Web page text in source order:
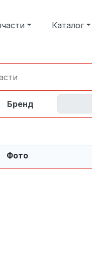
Каталог
Бренд
Фото